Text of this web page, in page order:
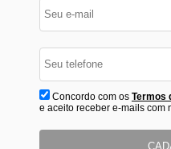
Concordo com os Termos
e aceito receber e-mails com